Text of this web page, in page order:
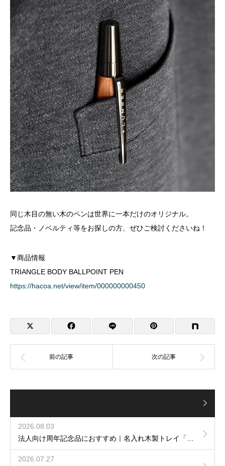
同じ木目の無い木のペンは世界に一本だけのオリジナル。
記念品・ノベルティ等をお探しの方、ぜひご検討くださいね！
▼商品情報
TRIANGLE BODY BALLPOINT PEN
https://hacoa.net/view/item/000000000450
2026.08.03
2026.07.27